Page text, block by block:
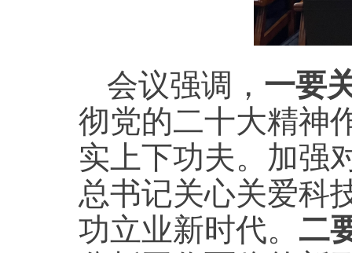
会议强调， 一要
彻党的二十大精神
实上下功夫。加强
总书记关心关爱科
功立业新时代。 二